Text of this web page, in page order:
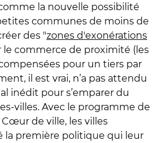
la nouvelle possibilité
communes de moins de
des "zones d'exonérations
le commerce de proximité (les
pour un tiers par
il est vrai, n’a pas attendu
inédit pour s’emparer du
villes. Avec le programme de
de ville, les villes
la première politique qui leur